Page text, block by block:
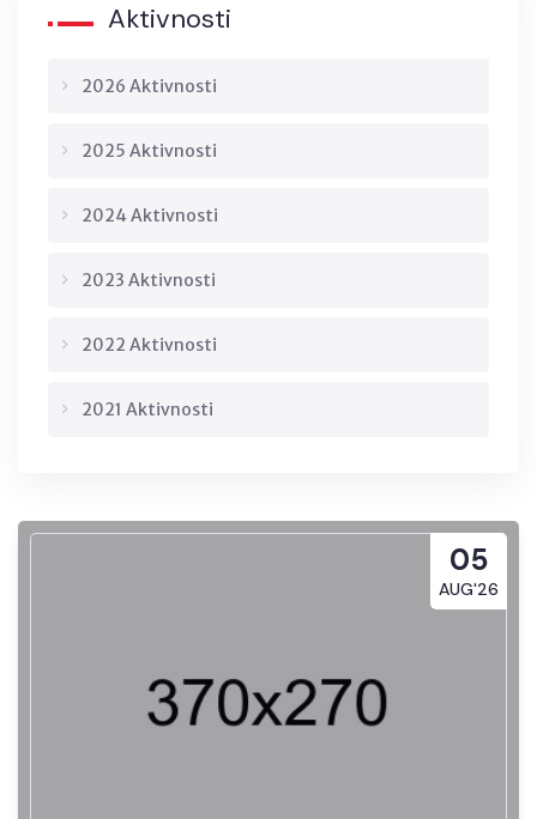
Aktivnosti
2026 Aktivnosti
2025 Aktivnosti
2024 Aktivnosti
2023 Aktivnosti
2022 Aktivnosti
2021 Aktivnosti
05
AUG'26